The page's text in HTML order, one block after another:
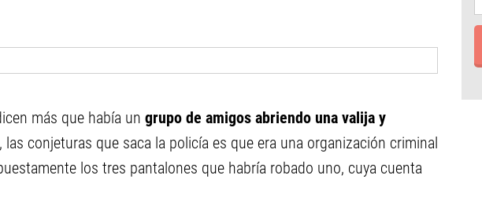
más que había un grupo de amigos abriendo una valija y
las conjeturas que saca la policía es que era una organización criminal
los tres pantalones que habría robado uno, cuya cuenta